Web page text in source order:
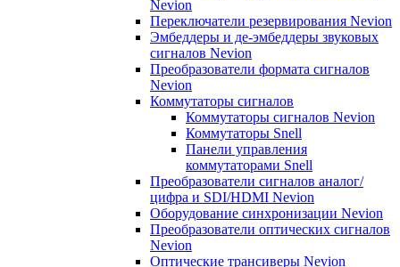
Nevion
Переключатели резервирования Nevion
Эмбеддеры и де-эмбеддеры звуковых
сигналов Nevion
Преобразователи формата сигналов
Nevion
Коммутаторы сигналов
Коммутаторы сигналов Nevion
Коммутаторы Snell
Панели управления
коммутаторами Snell
Преобразователи сигналов аналог/
цифра и SDI/HDMI Nevion
Оборудование синхронизации Nevion
Преобразователи оптических сигналов
Nevion
Оптические трансиверы Nevion